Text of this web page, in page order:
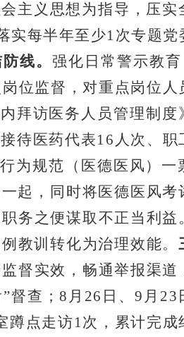
主义思想为指导，压实
实每半年至少1次专题党
线。强化日常警示教育
位监督，对重点岗位人
拜访医务人员管理制度
待医药代表16 人次、职
为规范（医德医风）一
起，同时将医德医风考
务之便谋取不正当利益
教训转化为治理效能。
督实效，畅通举报渠道
”督查；8 月 26 日、9 月 23
蹲点走访1次，累计完成